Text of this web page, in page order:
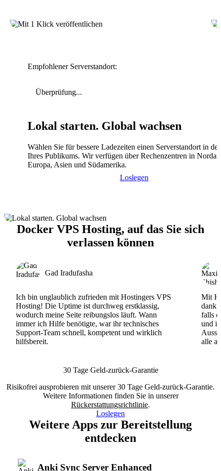
Empfohlener Serverstandort:
Überprüfung...
Lokal starten. Global wachsen
Wählen Sie für bessere Ladezeiten einen Serverstandort in
Ihres Publikums. Wir verfügen über Rechenzentren in
Europa, Asien und Südamerika.
Loslegen
Docker VPS Hosting, auf das Sie sich
verlassen können
Gad Iradufasha
Ich bin unglaublich zufrieden mit Hostingers VPS
Hosting! Die Uptime ist durchweg erstklassig,
wodurch meine Seite reibungslos läuft. Wann
immer ich Hilfe benötigte, war ihr technisches
Support-Team schnell, kompetent und wirklich
hilfsbereit.
Mit
dank
falls
und
alle
30 Tage Geld-zurück-Garantie
Risikofrei ausprobieren mit unserer 30 Tage Geld-zurück-Garantie.
Weitere Informationen finden Sie in unserer
Rückerstattungsrichtlinie.
Loslegen
Weitere Apps zur Bereitstellung
entdecken
Anki Sync Server Enhanced